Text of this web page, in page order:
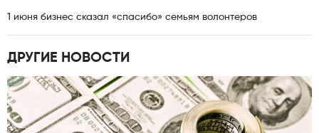
1 июня бизнес сказал «спасибо» семьям волонтеров
ДРУГИЕ НОВОСТИ